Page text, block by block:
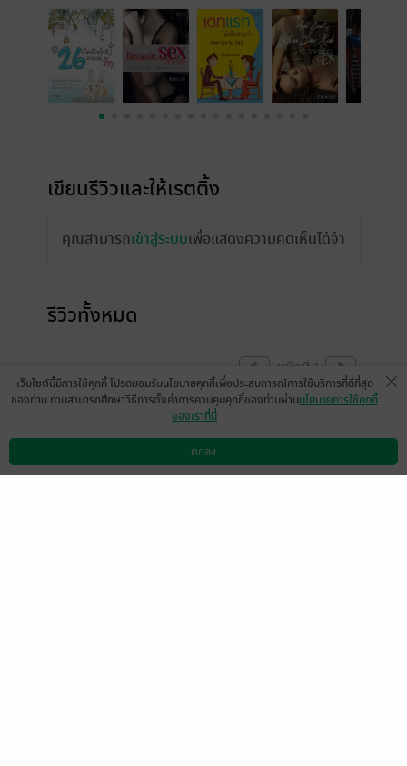
เขียนรีวิวและให้เรตติ้ง
คุณสามารถเข้าสู่ระบบเพื่อแสดงความคิดเห็นได้จ้า
รีวิวทั้งหมด
หน้าที่ 1
0
ดาวน์โหลดแอป วิธีการใช้งาน ติดต่อเรา
เว็บไซต์นี้มีการใช้คุกกี้ โปรดยอมรับนโยบายคุกกี้เพื่อประสบการณ์การใช้บริการที่ดีที่สุด
ของท่าน ท่านสามารถศึกษาวิธีการตั้งค่าการควบคุมคุกกี้ของท่านผ่านนโยบายการใช้คุกกี้
ของเราที่นี่
ตกลง